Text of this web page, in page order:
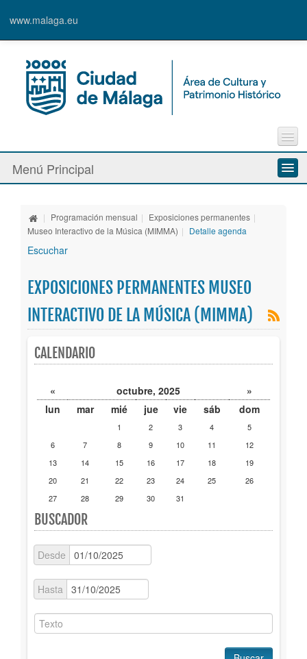
www.malaga.eu
Contacto
Quejas y Sugerencias
Menú Principal
Espacios culturales
Banda Municipal de Música
Publicaciones
Trámites
Newsletter
| Programación mensual | Exposiciones permanentes |
Museo Interactivo de la Música (MIMMA) | Detalle agenda
Escuchar
EXPOSICIONES PERMANENTES MUSEO
INTERACTIVO DE LA MÚSICA (MIMMA)
CALENDARIO
« octubre, 2025
»
lun
mar mié jue vie sáb dom
1 2 3 4
5
6
7 8 9 10 11
12
13
14 15 16 17 18
19
20
21 22 23 24 25
26
27
28 29 30 31
BUSCADOR
Desde
Hasta